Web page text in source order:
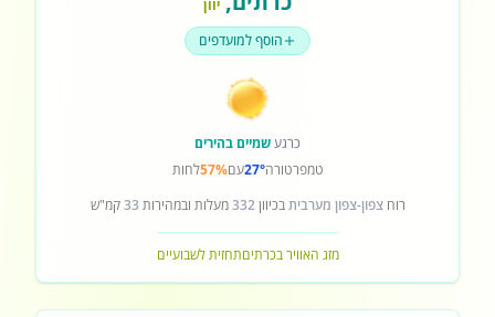
יוון
הוסף למועדפים
כרגעשמיים בהירים
טמפרטורה27°עם57%לחות
רוחצפון-צפון מערביתבכיוון332מעלות ובמהירות 33קמ"ש
מזג האוויר בכרתיםתחזית לשבועיים